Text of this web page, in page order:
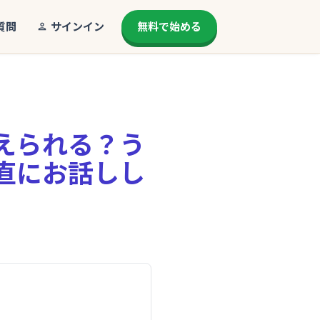
問 サインイン 無料で始める
られる？う
にお話しし